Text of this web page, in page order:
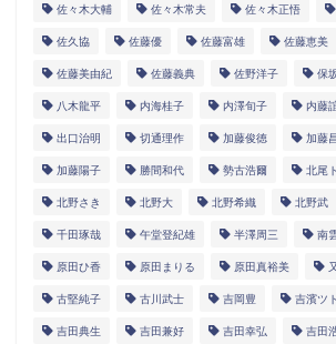
佐々木大輔 佐々木常夫 佐々木正悟
佐久協 佐藤優 佐藤富雄 佐藤恵美
佐藤美由紀 佐藤義典 佐野洋子 保
八木龍平 内海桂子 内澤旬子 内藤
出口治明 切通理作 加藤俊徳 加藤
加藤陽子 勝間和代 勢古浩爾 北尾
北野さき 北野大 北野希織 北野武
千田琢哉 午堂登紀雄 半澤周三 南
原田ひ香 原田まりる 原田真裕美
古堅純子 古川武士 吉岡豊 吉濱ツ
吉田典生 吉田兼好 吉田幸弘 吉田